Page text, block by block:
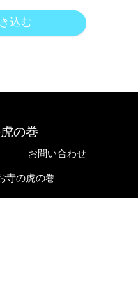
込む
の巻
お問い合わせ
寺の虎の巻.